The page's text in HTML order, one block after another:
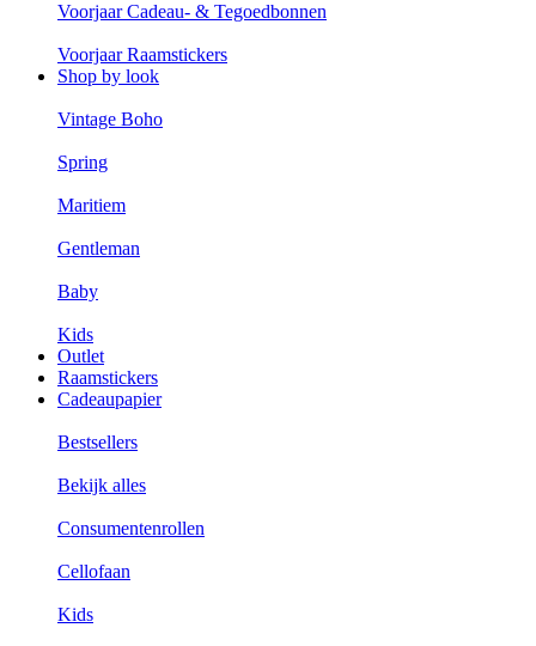
Voorjaar Cadeau- & Tegoedbonnen
Voorjaar Raamstickers
Shop by look
Vintage Boho
Spring
Maritiem
Gentleman
Baby
Kids
Outlet
Raamstickers
Cadeaupapier
Bestsellers
Bekijk alles
Consumentenrollen
Cellofaan
Kids